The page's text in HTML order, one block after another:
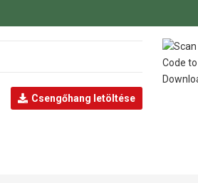
Csengőhang letöltése